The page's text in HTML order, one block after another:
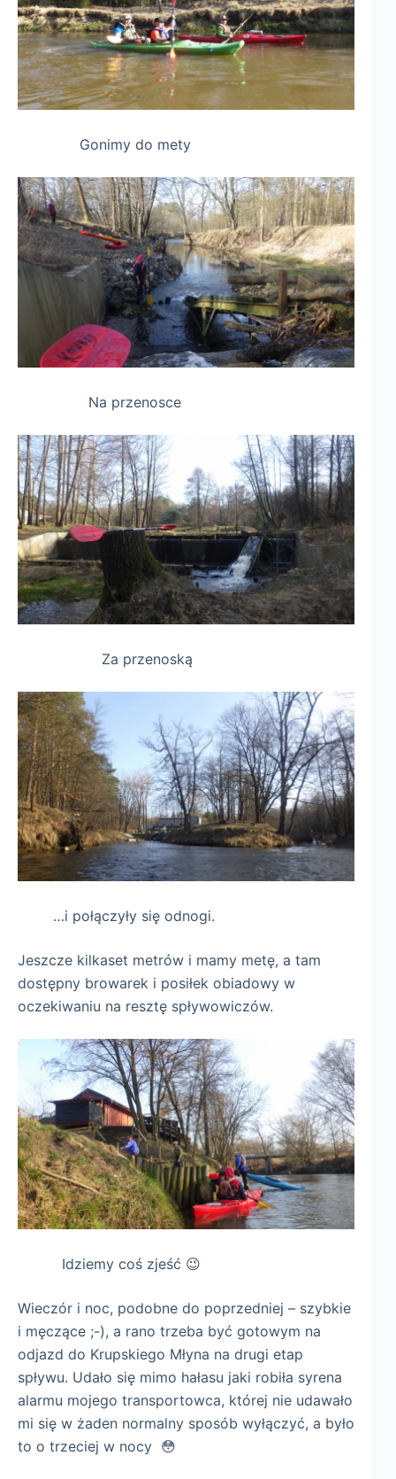
Gonimy do mety
Na przenosce
Za przenoską
…i połączyły się odnogi.
Jeszcze kilkaset metrów i mamy metę, a tam
dostępny browarek i posiłek obiadowy w
oczekiwaniu na resztę spływowiczów.
Idziemy coś zjeść 😉
Wieczór i noc, podobne do poprzedniej – szybkie
i męczące ;-), a rano trzeba być gotowym na
odjazd do Krupskiego Młyna na drugi etap
spływu. Udało się mimo hałasu jaki robiła syrena
alarmu mojego transportowca, której nie udawało
mi się w żaden normalny sposób wyłączyć, a było
to o trzeciej w nocy 😳